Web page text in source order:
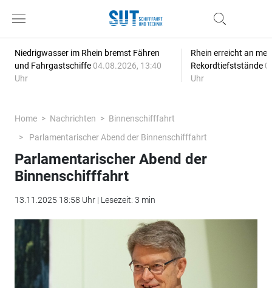
Niedrigwasser im Rhein bremst Fähren
und Fahrgastschiffe 04.08.2026, 13:40
Uhr
Rhein erreicht an
Rekordtiefststände
Uhr
Home Nachrichten
Binnenschifffahrt
Parlamentarischer Abend der Binnenschifffahrt
Parlamentarischer Abend der
Binnenschifffahrt
13.11.2025 18:58 Uhr | Lesezeit: 3 min